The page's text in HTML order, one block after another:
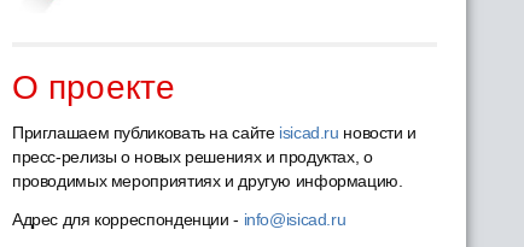
О проекте
Приглашаем публиковать на сайте isicad.ru новости и
пресс-релизы о новых решениях и продуктах, о
проводимых мероприятиях и другую информацию.
Адрес для корреспонденции - info@isicad.ru